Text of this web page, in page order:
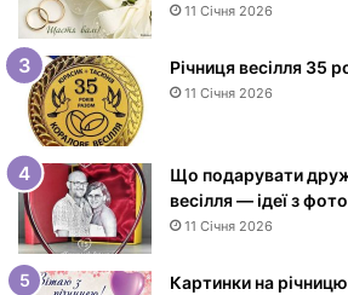
а
р
о
ж
е
н
н
я
ж
і
11 Січня 2026
Річниця весілля 35
11 Січня 2026
Що подарувати
весілля — ідеї з фото
11 Січня 2026
Картинки на